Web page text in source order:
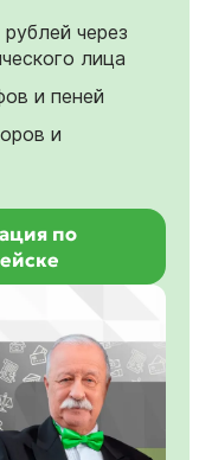
через
лица
и пеней
и
по